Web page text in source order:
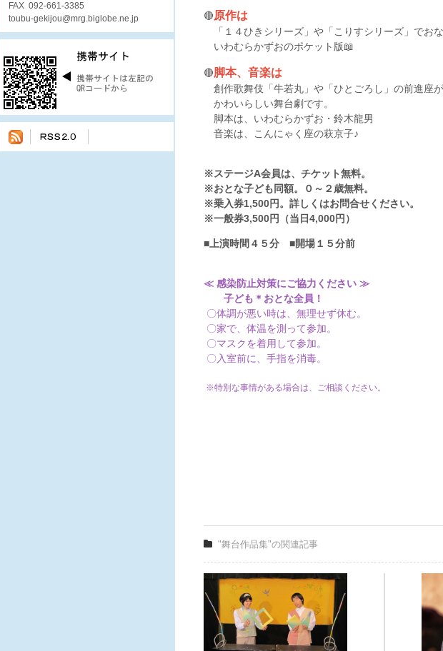
FAX 092-661-3385
toubu-gekijou@mrg.biglobe.ne.jp
🔴原作は
「１４ひきシリーズ」や「こりすシリーズ」でお
いわむらかずおのポケット版📖
🔴脚本、音楽は
創作歌舞伎「牛若丸」や「ひとごろし」の前進座
かわいらしい舞台劇です。
脚本は、いわむらかずお・鈴木龍男
音楽は、こんにゃく座の萩京子♪
※ステージA会員は、チケット無料。
※おとな子ども同額。０～２歳無料。
※乗入券1,500円。詳しくはお問合せください。
※一般券3,500円（当日4,000円）
■上演時間４５分 ■開場１５分前
≪ 感染防止対策にご協力ください ≫
子ども＊おとな全員！
〇体調が悪い時は、無理せず休む。
〇家で、体温を測って参加。
〇マスクを着用して参加。
〇入室前に、手指を消毒。
※特別な事情がある場合は、ご相談ください。
"舞台作品集"の関連記事